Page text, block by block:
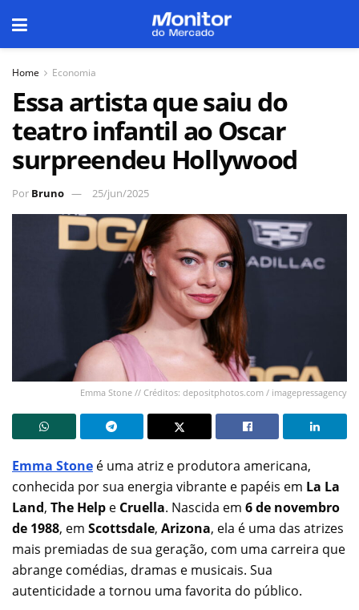
Home Economia
Essa artista que saiu do
teatro infantil ao Oscar
surpreendeu Hollywood
Por Bruno 25/jun/2025
Emma Stone // Créditos: depositphotos.com / imagepressagency
Emma Stone é uma atriz e produtora americana,
conhecida por sua energia vibrante e papéis em La La
Land, The Help e Cruella. Nascida em 6 de novembro
de 1988, em Scottsdale, Arizona, ela é uma das atrizes
mais premiadas de sua geração, com uma carreira que
abrange comédias, dramas e musicais. Sua
autenticidade a tornou uma favorita do público.